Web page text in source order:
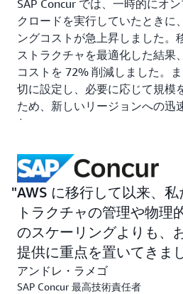
SAP Concur では、一時的にオ
クロードを実行していたときに
ングコストが急上昇しました。
ストラクチャを最適化した結果
コストを 72% 削減しました。
切に設定し、必要に応じて規模
ため、新しいリージョンへの迅
た。
移行を加速することで、SAP
ースをイノベーションと機能の
ました。「AWS に移行して以来
ータセンターを通じたインフラ
ケーリングよりも、お客様への
ことができました」と Lamego
成果 | Amazon Bedrock を利用
AWS に移行して以来、
トラクチャの管理や物理
のスケーリングよりも、
提供に重点を置いてきま
アンドレ・ラメゴ
SAP Concur 最高技術責任者